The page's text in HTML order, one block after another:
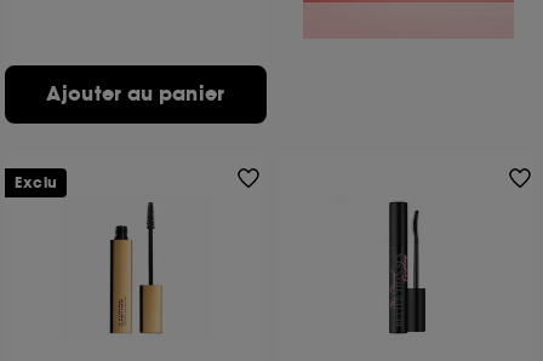
Ajouter au panier
Exclu